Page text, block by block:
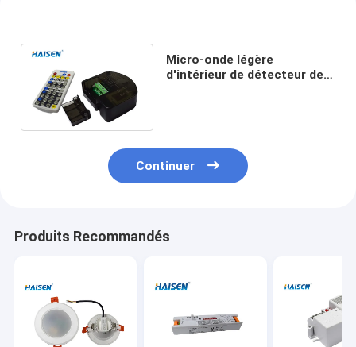
Micro-onde légère
d'intérieur de détecteur de
Continuer
Produits Recommandés